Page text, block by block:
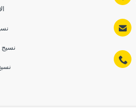

